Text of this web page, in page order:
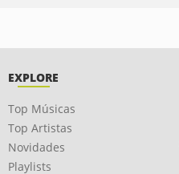
EXPLORE
Top Músicas
Top Artistas
Novidades
Playlists